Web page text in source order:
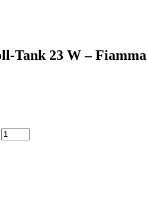
Tank 23 W – Fiamma